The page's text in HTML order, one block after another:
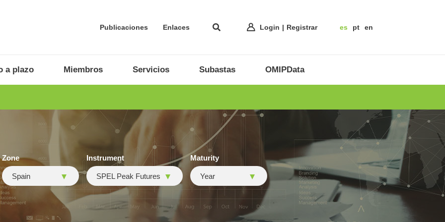
Publicaciones Enlaces Login Registrar es pt en
a plazo Miembros Servicios Subastas OMIPData
Zone
Spain
Instrument
SPEL Peak Futures
Maturity
Year